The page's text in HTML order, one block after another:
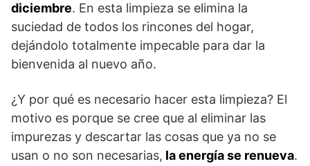
diciembre. En esta limpieza se elimina la
suciedad de todos los rincones del hogar,
dejándolo totalmente impecable para dar la
bienvenida al nuevo año.
¿Y por qué es necesario hacer esta limpieza? El
motivo es porque se cree que al eliminar las
impurezas y descartar las cosas que ya no se
usan o no son necesarias, la energía se renueva.